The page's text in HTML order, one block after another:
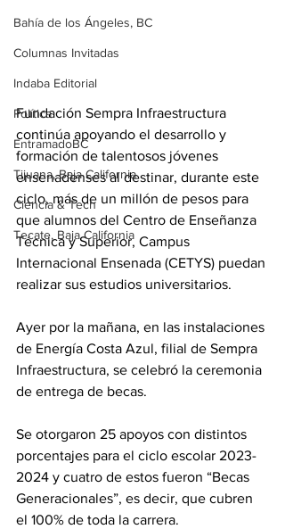
Bahía de los Ángeles, BC
Columnas Invitadas
Indaba Editorial
Política
EntramadoBC
Tijuana, Baja California
Ciencia & Tech
Tecate, Baja California
Fundación Sempra Infraestructura
continúa apoyando el desarrollo y
formación de talentosos jóvenes
ensenadenses al destinar, durante este
ciclo, más de un millón de pesos para
que alumnos del Centro de Enseñanza
Técnica y Superior, Campus
Internacional Ensenada (CETYS) puedan
realizar sus estudios universitarios.
Ayer por la mañana, en las instalaciones
de Energía Costa Azul, filial de Sempra
Infraestructura, se celebró la ceremonia
de entrega de becas.
Se otorgaron 25 apoyos con distintos
porcentajes para el ciclo escolar 2023-
2024 y cuatro de estos fueron “Becas
Generacionales”, es decir, que cubren
el 100% de toda la carrera.